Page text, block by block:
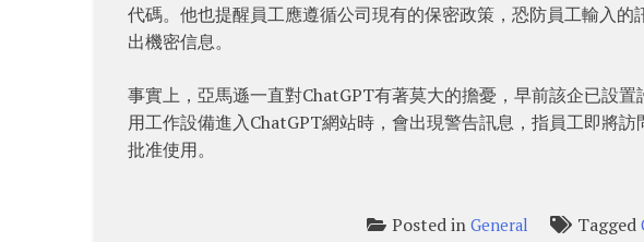
代碼。他也提醒員工應遵循公司現有的保密政策，恐防員工輸入
出機密信息。
事實上，亞馬遜一直對ChatGPT有著莫大的擔憂，早前該企已設
用工作設備進入ChatGPT網站時，會出現警告訊息，指員工即將
批准使用。
Posted in General Tagged